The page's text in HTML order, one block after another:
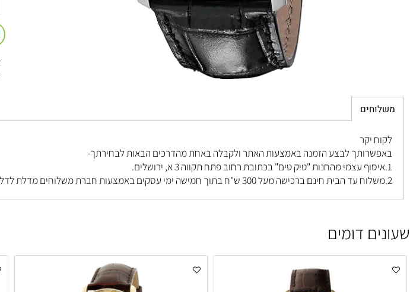
לבצע הזמנה באמצעות האתר ולקבלה באחת מהדרכים הבאות לבחירתך-
דומים